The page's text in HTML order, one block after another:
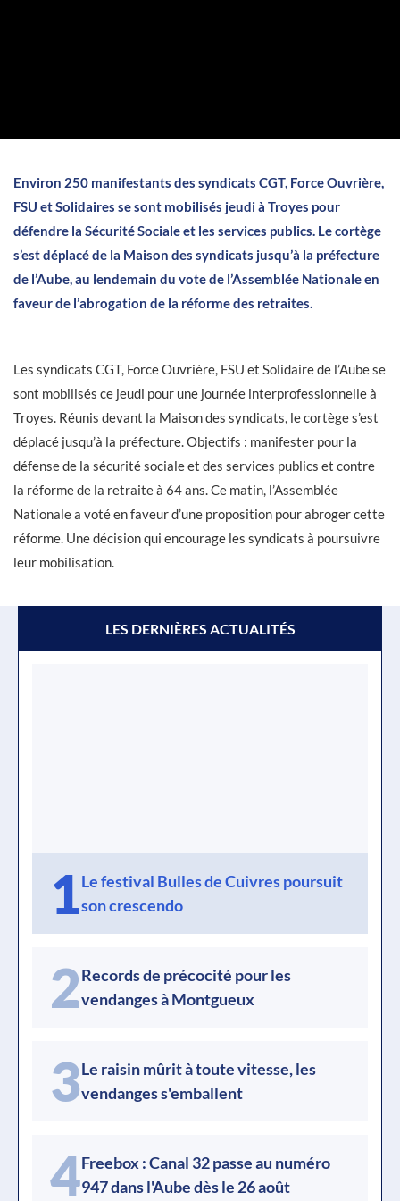
Environ 250 manifestants des syndicats CGT, Force Ouvrière,
FSU et Solidaires se sont mobilisés jeudi à Troyes pour
défendre la Sécurité Sociale et les services publics. Le cortège
s’est déplacé de la Maison des syndicats jusqu’à la préfecture
de l’Aube, au lendemain du vote de l’Assemblée Nationale en
faveur de l’abrogation de la réforme des retraites.
Les syndicats CGT, Force Ouvrière, FSU et Solidaire de l’Aube se
sont mobilisés ce jeudi pour une journée interprofessionnelle à
Troyes. Réunis devant la Maison des syndicats, le cortège s’est
déplacé jusqu’à la préfecture. Objectifs : manifester pour la
défense de la sécurité sociale et des services publics et contre
la réforme de la retraite à 64 ans. Ce matin, l’Assemblée
Nationale a voté en faveur d’une proposition pour abroger cette
réforme. Une décision qui encourage les syndicats à poursuivre
leur mobilisation.
LES DERNIÈRES ACTUALITÉS
1Le festival Bulles de Cuivres poursuit
son crescendo
2Records de précocité pour les
vendanges à Montgueux
3Le raisin mûrit à toute vitesse, les
vendanges s'emballent
4Freebox : Canal 32 passe au numéro
947 dans l'Aube dès le 26 août